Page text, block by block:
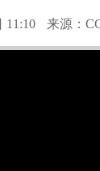
11:10 来源：